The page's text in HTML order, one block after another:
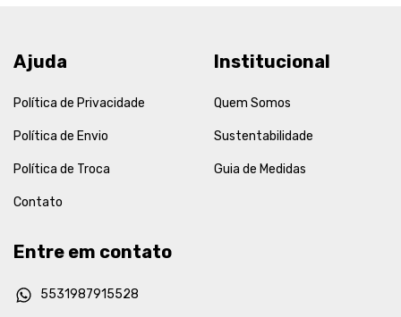
Ajuda
Política de Privacidade
Política de Envio
Política de Troca
Contato
Institucional
Quem Somos
Sustentabilidade
Guia de Medidas
Entre em contato
5531987915528